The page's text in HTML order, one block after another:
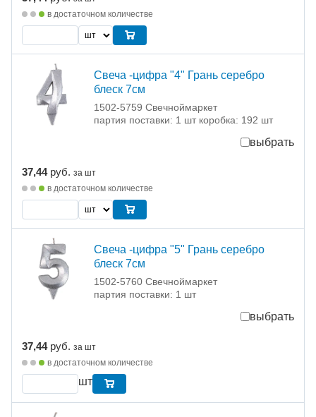
в достаточном количестве
Свеча -цифра "4" Грань серебро
блеск 7см
1502-5759 Свечноймаркет
партия поставки: 1 шт коробка: 192 шт
выбрать
37,44 руб. за шт
в достаточном количестве
Свеча -цифра "5" Грань серебро
блеск 7см
1502-5760 Свечноймаркет
партия поставки: 1 шт
выбрать
37,44 руб. за шт
в достаточном количестве
шт